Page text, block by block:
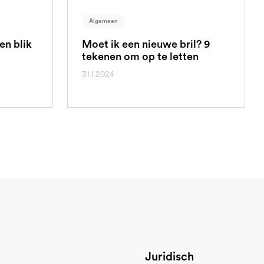
blik
Algemeen
Moet ik een nieuwe bril? 9
tekenen om op te letten
31.1.2024
Juridisch